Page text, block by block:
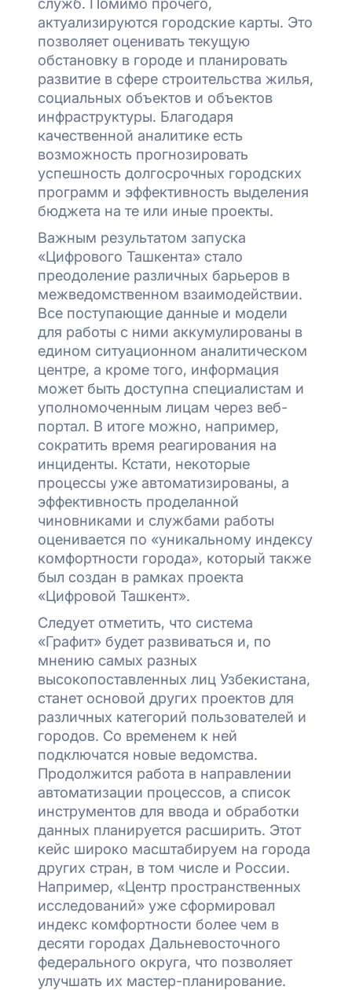
актуализируются городские карты. Это
позволяет оценивать текущую
обстановку в городе и планировать
развитие в сфере строительства жилья,
социальных объектов и объектов
инфраструктуры. Благодаря
качественной аналитике есть
возможность прогнозировать
успешность долгосрочных городских
программ и эффективность выделения
бюджета на те или иные проекты.
Важным результатом запуска
«Цифрового Ташкента» стало
преодоление различных барьеров в
межведомственном взаимодействии.
Все поступающие данные и модели
для работы с ними аккумулированы в
едином ситуационном аналитическом
центре, а кроме того, информация
может быть доступна специалистам и
уполномоченным лицам через веб-
портал. В итоге можно, например,
сократить время реагирования на
инциденты. Кстати, некоторые
процессы уже автоматизированы, а
эффективность проделанной
чиновниками и службами работы
оценивается по «уникальному индексу
комфортности города», который также
был создан в рамках проекта
«Цифровой Ташкент».
Следует отметить, что система
«Графит» будет развиваться и, по
мнению самых разных
высокопоставленных лиц Узбекистана,
станет основой других проектов для
различных категорий пользователей и
городов. Со временем к ней
подключатся новые ведомства.
Продолжится работа в направлении
автоматизации процессов, а список
инструментов для ввода и обработки
данных планируется расширить. Этот
кейс широко масштабируем на города
других стран, в том числе и России.
Например, «Центр пространственных
исследований» уже сформировал
индекс комфортности более чем в
десяти городах Дальневосточного
федерального округа, что позволяет
улучшать их мастер-планирование.